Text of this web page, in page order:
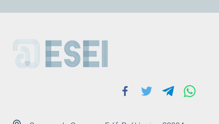
ESEI
Facebook
Twitter Telegram